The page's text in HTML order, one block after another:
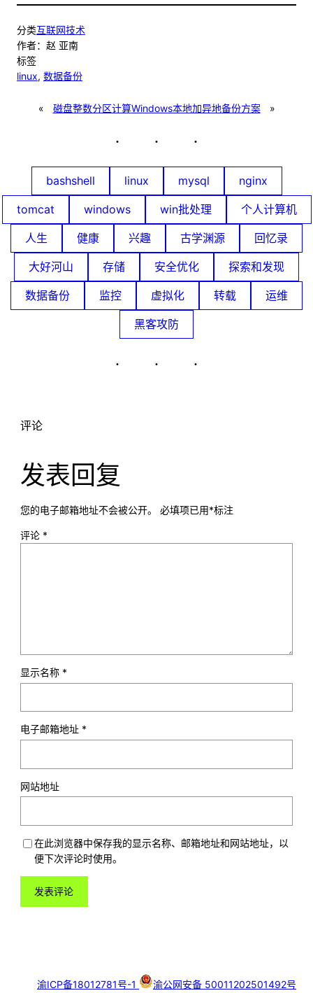
分类互联网技术
作者： 赵 亚南
标签
linux, 数据备份
« 磁盘整数分区计算Windows本地加异地备份方案 »
bashshell linux mysql nginx
tomcat windows win批处理 个人计算机
人生 健康 兴趣 古学渊源 回忆录
大好河山 存储 安全优化 探索和发现
数据备份 监控 虚拟化 转载 运维
黑客攻防
评论
发表回复
您的电子邮箱地址不会被公开。 必填项已用*标注
评论 *
显示名称 *
电子邮箱地址 *
网站地址
在此浏览器中保存我的显示名称、邮箱地址和网站地址，以
便下次评论时使用。
渝ICP备18012781号-1 渝公网安备 50011202501492号